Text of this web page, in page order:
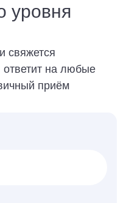
уровня
свяжется
ответит на любые
приём